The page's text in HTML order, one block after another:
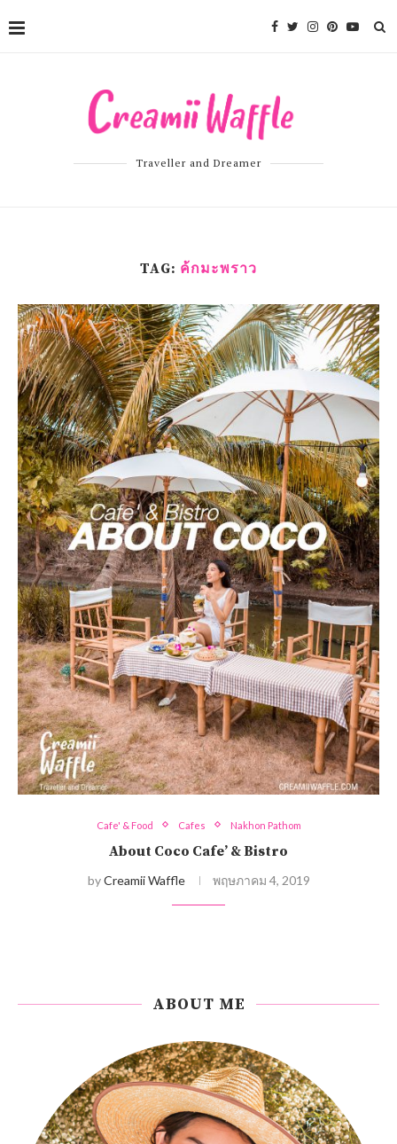
Traveller and Dreamer
TAG: ค้กมะพราว
Cafe' & Food Cafes Nakhon Pathom
About Coco Cafe’ & Bistro
byCreamii Waffle พฤษภาคม 4, 2019
ABOUT ME